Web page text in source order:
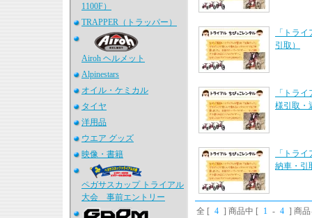
1100F）
TRAPPER（トラッパー）
Airoh ヘルメット
Alpinestars
オイル・ケミカル
タイヤ
洋用品
ウエア グッズ
映像・書籍
ペガサスカップ トライアル
大会 事前エントリー
「トラ
引取）
「トラ
様引取・
「トラ
納車・引
全 [ 4 ] 商品中 [ 1 - 4 ] 商